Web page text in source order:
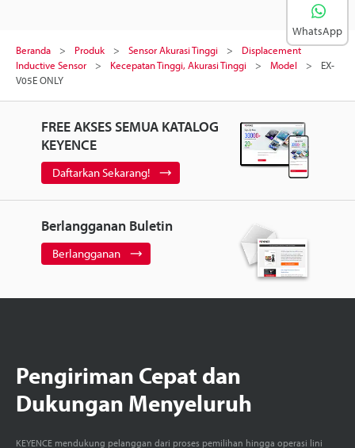
Beranda Produk Sensor Akurasi Tinggi
Displacement
Inductive Sensor
Kecepatan Tinggi, Akurasi Tinggi Model
EX-
V05E ONLY
FREE AKSES SEMUA KATALOG
KEYENCE
Daftarkan Sekarang!
Berlangganan Buletin
Berlangganan
Pengiriman Cepat dan
Dukungan Menyeluruh
KEYENCE mendukung pelanggan dari proses pemilihan hingga operasi lini
WhatsApp